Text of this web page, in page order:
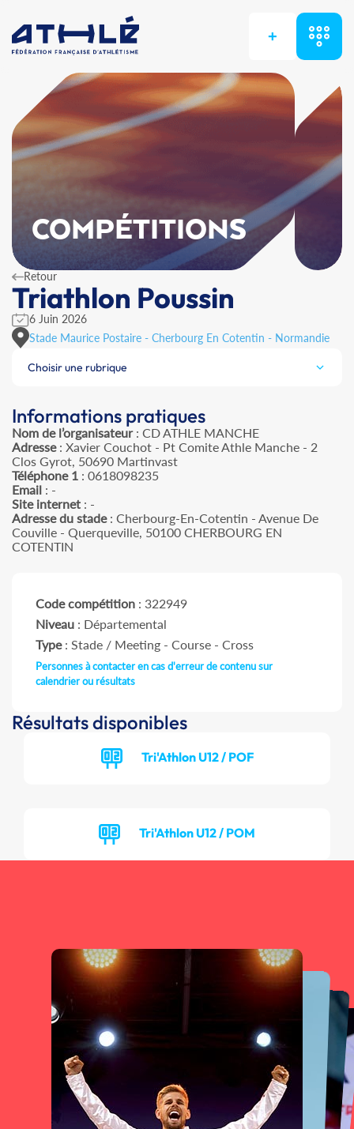
+
COMPÉTITIONS
Retour
Triathlon Poussin
6 Juin 2026
Stade Maurice Postaire - Cherbourg En Cotentin - Normandie
Choisir une rubrique
Informations pratiques
Nom de l’organisateur: CD ATHLE MANCHE
Adresse: Xavier Couchot - Pt Comite Athle Manche - 2
Clos Gyrot, 50690 Martinvast
Téléphone 1 : 0618098235
Email : -
Site internet : -
Adresse du stade: Cherbourg-En-Cotentin - Avenue De
Couville - Querqueville, 50100 CHERBOURG EN
COTENTIN
Code compétition : 322949
Niveau : Départemental
Type: Stade / Meeting - Course - Cross
Personnes à contacter en cas d'erreur de contenu sur
calendrier ou résultats
Résultats disponibles
Tri'Athlon U12 / POF
Tri'Athlon U12 / POM